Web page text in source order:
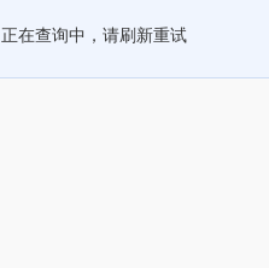
正在查询中，请刷新重试